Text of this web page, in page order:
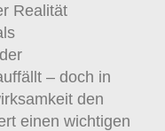
Realität
– doch in
den
einen wichtigen